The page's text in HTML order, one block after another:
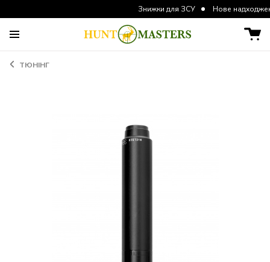
Знижки для ЗСУ Нове надходження
ТЮНІНГ